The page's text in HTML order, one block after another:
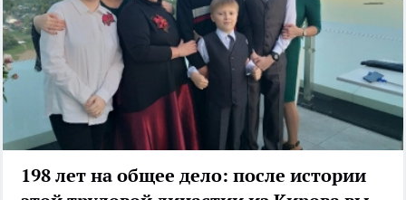
198 лет на общее дело: после истории